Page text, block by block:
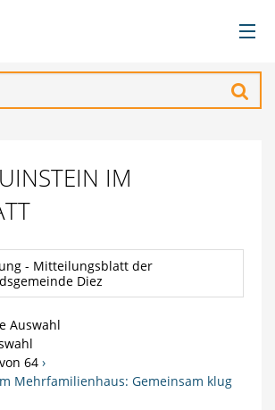
IM
- Mitteilungsblatt der
Diez
Auswahl
64›
Mehrfamilienhaus: Gemeinsam klug